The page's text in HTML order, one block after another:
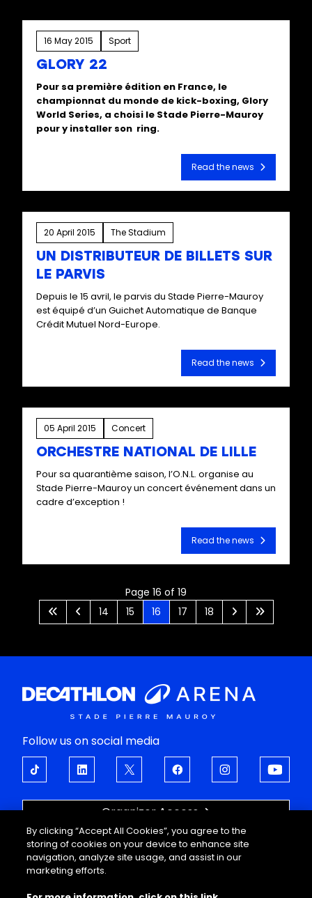
16 May 2015 Sport
GLORY 22
Pour sa première édition en France, le
championnat du monde de kick-boxing, Glory
World Series, a choisi le Stade Pierre-Mauroy
pour y installer son ring.
Read the news
20 April 2015 The Stadium
UN DISTRIBUTEUR DE BILLETS SUR
LE PARVIS
Depuis le 15 avril, le parvis du Stade Pierre-Mauroy
est équipé d’un Guichet Automatique de Banque
Crédit Mutuel Nord-Europe.
Read the news
05 April 2015 Concert
ORCHESTRE NATIONAL DE LILLE
Pour sa quarantième saison, l’O.N.L. organise au
Stade Pierre-Mauroy un concert événement dans un
cadre d’exception !
Read the news
Page 16 of 19
14
15 16 17 18
Follow us on social media
Organizer Access
OPEN UP TO EMOTIONS
About Support
By clicking “Accept All Cookies”, you agree to the
storing of cookies on your device to enhance site
navigation, analyze site usage, and assist in our
marketing efforts.